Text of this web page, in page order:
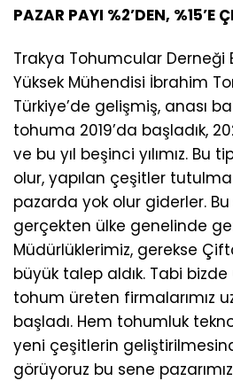
PAZAR PAYI %2’DEN, %15’E
Trakya Tohumcular Derneği
Yüksek Mühendisi İbrahim
Türkiye’de gelişmiş, anası
tohuma 2019’da başladık,
ve bu yıl beşinci yılımız. Bu
olur, yapılan çeşitler
pazarda yok olur giderler.
gerçekten ülke genelinde
Müdürlüklerimiz, gerekse
büyük talep aldık. Tabi bizde
tohum üreten firmalarımız
başladı. Hem tohumluk
yeni çeşitlerin
görüyoruz bu sene